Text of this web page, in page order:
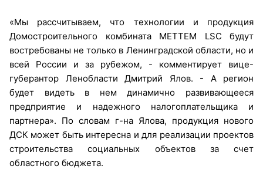
«Мы рассчитываем, что технологии и продукция
Домостроительного комбината METTEM LSC будут
востребованы не только в Ленинградской области, но и
всей России и за рубежом, - комментирует вице-
губерантор Ленобласти Дмитрий Ялов. - А регион
будет видеть в нем динамично развивающееся
предприятие и надежного налогоплательщика и
партнера». По словам г-на Ялова, продукция нового
ДСК может быть интересна и для реализации проектов
строительства социальных объектов за счет
областного бюджета.